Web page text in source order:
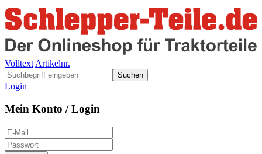
Volltext Artikelnr.
Suchen
Login
Mein Konto / Login